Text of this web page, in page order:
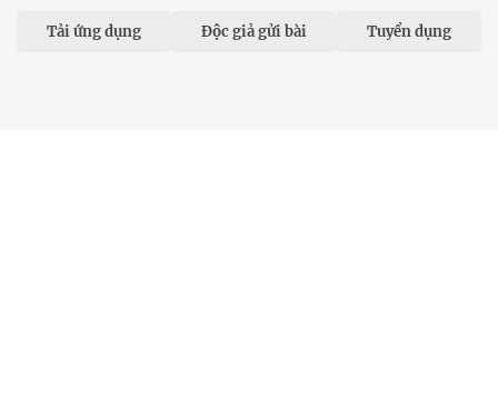
Tải ứng dụng Độc giả gửi bài Tuyển dụng